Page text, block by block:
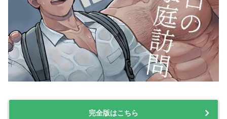
完全版はこちら